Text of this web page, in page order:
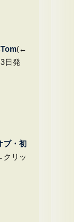
(←
日発
ブ・初
リッ